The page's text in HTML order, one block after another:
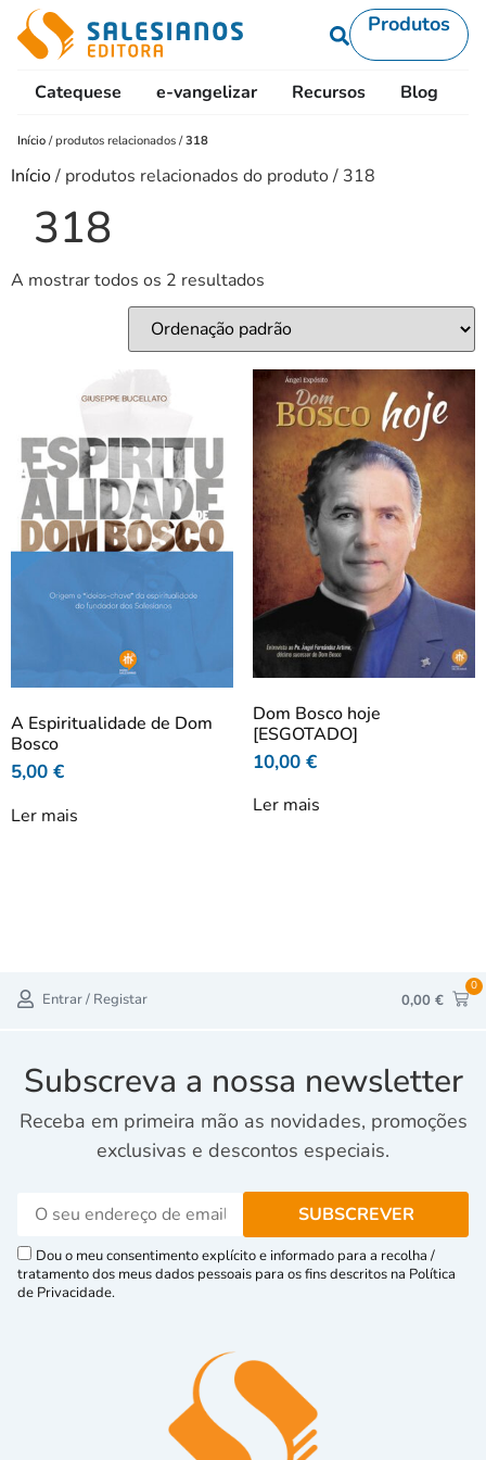
Produtos
Catequese e-vangelizar Recursos Blog
Início /produtos relacionados /318
Início/ produtos relacionados do produto / 318
318
A mostrar todos os 2 resultados
A Espiritualidade de Dom
Bosco
5,00 €
Ler mais
Dom Bosco hoje
[ESGOTADO]
10,00 €
Ler mais
Entrar / Registar 0,00 €
0
Subscreva a nossa newsletter
Receba em primeira mão as novidades, promoções
exclusivas e descontos especiais.
Dou o meu consentimento explícito e informado para a recolha /
tratamento dos meus dados pessoais para os fins descritos na Política
de Privacidade.